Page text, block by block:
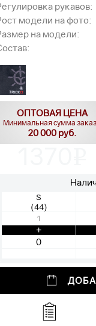
рукавов:
модели на фото:
на модели:
ОПТОВАЯ ЦЕНА
Минимальная сумма
20 000 руб.
S
(44)
1
+